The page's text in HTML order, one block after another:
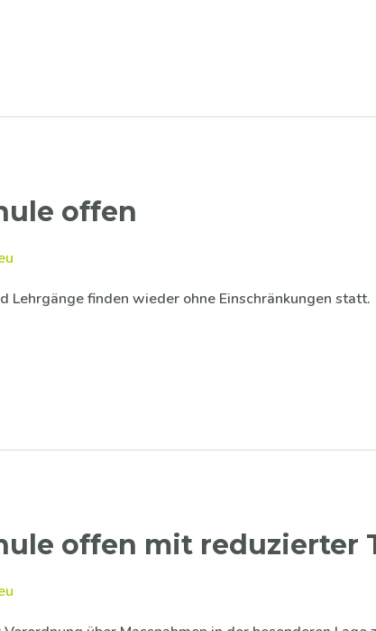
offen
Lehrgänge finden wieder ohne Einschränkungen statt.
offen mit reduzierter